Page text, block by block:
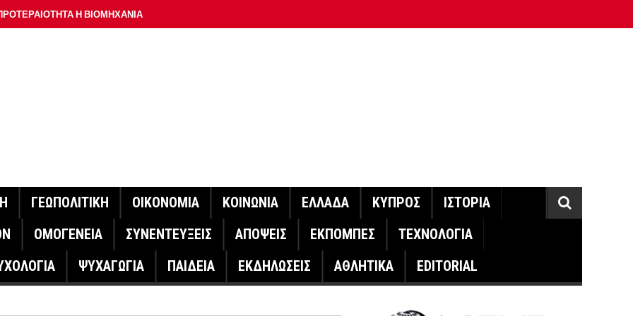
Η ΒΙΟΜΗΧΑΝΙΑ
Η ΠΛΑΤΦΟΡΜΑ
ΣΑΝ ΣΗΜΕΡΑ
Ο ΜΗΤΣΟΤΑΚΗΣ ΓΙΑ ΤΟΥΣ ΠΥΡΟΠΛΗΚΤΟΥΣ
ΕΡΕΥΝΗΤΗΣ ΣΤΗ ΔΑΝΙΑ ΣΧΕΔΙΑΖΕΙ DRONE ΓΙΑ ΤΗ
ΓΕΩΠΟΛΙΤΙΚΗ ΟΙΚΟΝΟΜΙΑ ΚΟΙΝΩΝΙΑ ΕΛΛΑΔΑ ΚΥΠΡΟΣ
ΙΣΤΟΡΙΑ
ΟΜΟΓΕΝΕΙΑ ΣΥΝΕΝΤΕΥΞΕΙΣ ΑΠΟΨΕΙΣ ΕΚΠΟΜΠΕΣ
ΤΕΧΝΟΛΟΓΙΑ
ΨΥΧΑΓΩΓΙΑ ΠΑΙΔΕΙΑ ΕΚΔΗΛΩΣΕΙΣ ΑΘΛΗΤΙΚΑ EDITORIAL